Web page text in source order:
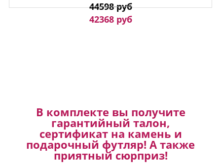
44598 руб
42368 руб
В комплекте вы получите
гарантийный талон,
сертификат на камень и
подарочный футляр! А также
приятный сюрприз!